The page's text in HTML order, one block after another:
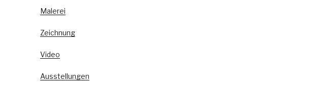
Malerei
Zeichnung
Video
Ausstellungen